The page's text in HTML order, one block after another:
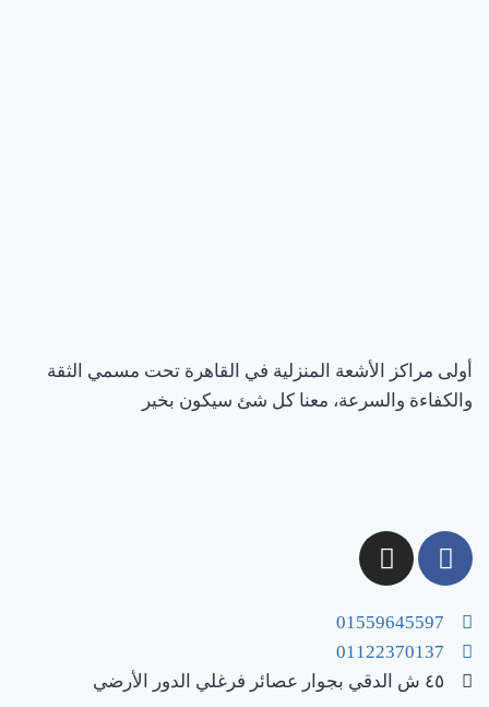
أولى مراكز الأشعة المنزلية في القاهرة تحت مسمي الثقة
والكفاءة والسرعة، معنا كل شئ سيكون بخير
01559645597
01122370137
٤٥ ش الدقي بجوار عصائر فرغلي الدور الأرضي